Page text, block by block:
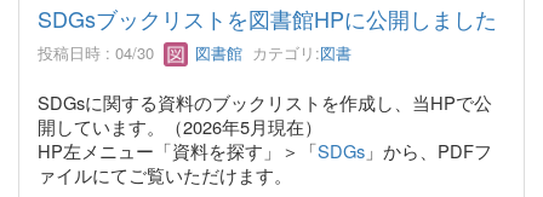
SDGsブックリストを図書館HPに公開しました
投稿日時 : 04/30 図書館 カテゴリ:図書
SDGsに関する資料のブックリストを作成し、当HPで公
開しています。（2026年5月現在）
HP左メニュー「資料を探す」＞「SDGs 」から、PDFフ
ァイルにてご覧いただけます。